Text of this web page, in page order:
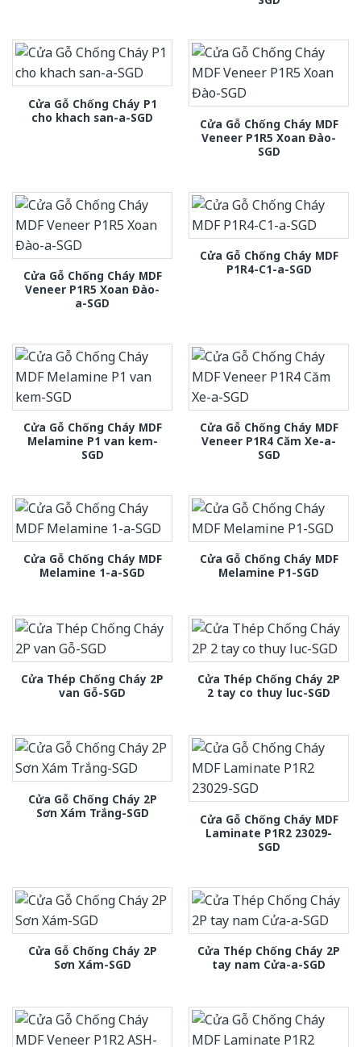
Cửa Gỗ Chống Cháy P1
cho khach san-a-SGD
Cửa Gỗ Chống Cháy MDF
Veneer P1R5 Xoan Đào-
SGD
Cửa Gỗ Chống Cháy MDF
Veneer P1R5 Xoan Đào-
a-SGD
Cửa Gỗ Chống Cháy MDF
P1R4-C1-a-SGD
Cửa Gỗ Chống Cháy MDF
Melamine P1 van kem-
SGD
Cửa Gỗ Chống Cháy MDF
Veneer P1R4 Căm Xe-a-
SGD
Cửa Gỗ Chống Cháy MDF
Melamine 1-a-SGD
Cửa Gỗ Chống Cháy MDF
Melamine P1-SGD
Cửa Thép Chống Cháy 2P
van Gỗ-SGD
Cửa Thép Chống Cháy 2P
2 tay co thuy luc-SGD
Cửa Gỗ Chống Cháy 2P
Sơn Xám Trắng-SGD
Cửa Gỗ Chống Cháy MDF
Laminate P1R2 23029-
SGD
Cửa Gỗ Chống Cháy 2P
Sơn Xám-SGD
Cửa Thép Chống Cháy 2P
tay nam Cửa-a-SGD